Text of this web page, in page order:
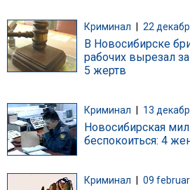
Криминал | 22
В Новосибирске
рабочих вырезал
5 жертв
Криминал 13
Новосибирская
беспокоиться: 4
Криминал 09